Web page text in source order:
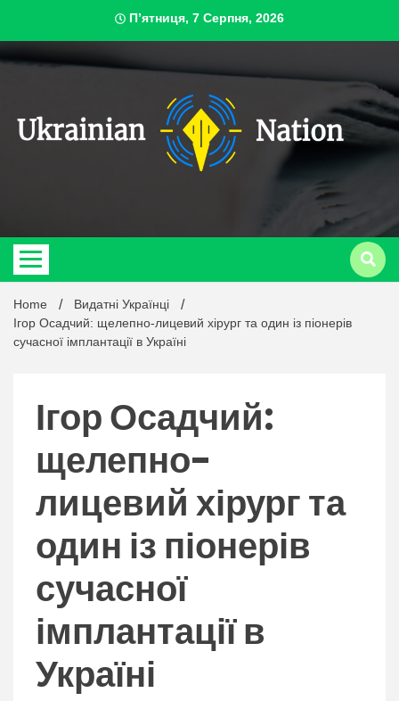
content
П’ятниця, 7 Серпня, 2026
Home
Видатні Українці
Ігор Осадчий: щелепно-лицевий хірург та один із піонерів
сучасної імплантації в Україні
Ігор Осадчий:
щелепно-
лицевий хірург та
один із піонерів
сучасної
імплантації в
Україні